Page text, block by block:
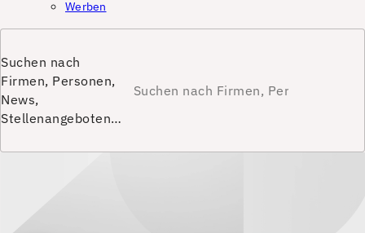
Werben
Suchen nach
Firmen, Personen,
News,
Stellenangeboten…